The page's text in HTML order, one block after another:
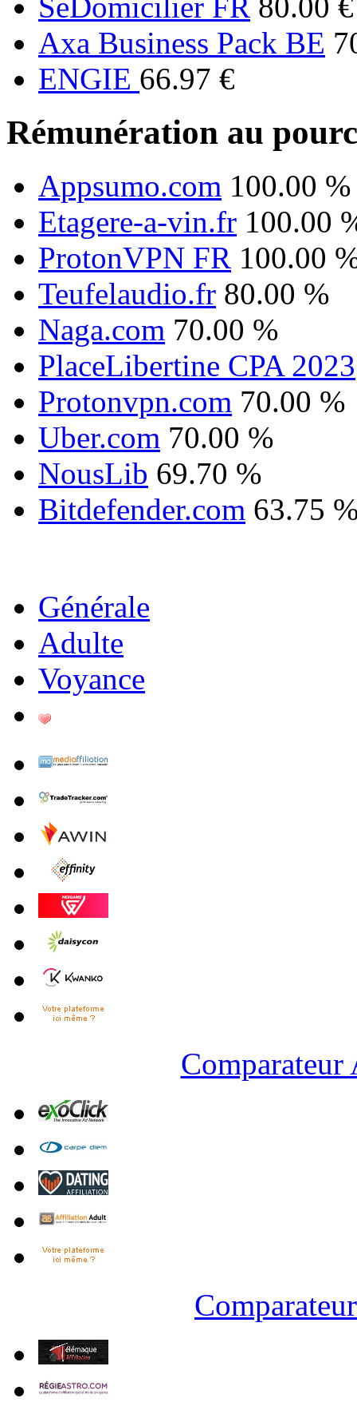
Axa Business Pack BE
ENGIE 66.97 €
Rémunération au
Appsumo.com 100.00 %
Etagere-a-vin.fr 100.00
ProtonVPN FR 100.00
Teufelaudio.fr 80.00 %
Naga.com 70.00 %
PlaceLibertine CPA 2023
Protonvpn.com 70.00 %
Uber.com 70.00 %
NousLib 69.70 %
Bitdefender.com 63.75
Générale
Adulte
Voyance